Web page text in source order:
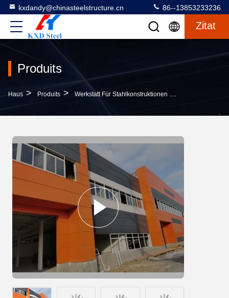
kxdandy@chinasteelstructure.cn 86--13853233236
Zitat
Produits
Haus > Produits > Werkstatt Für Stahlkonstruktionen >